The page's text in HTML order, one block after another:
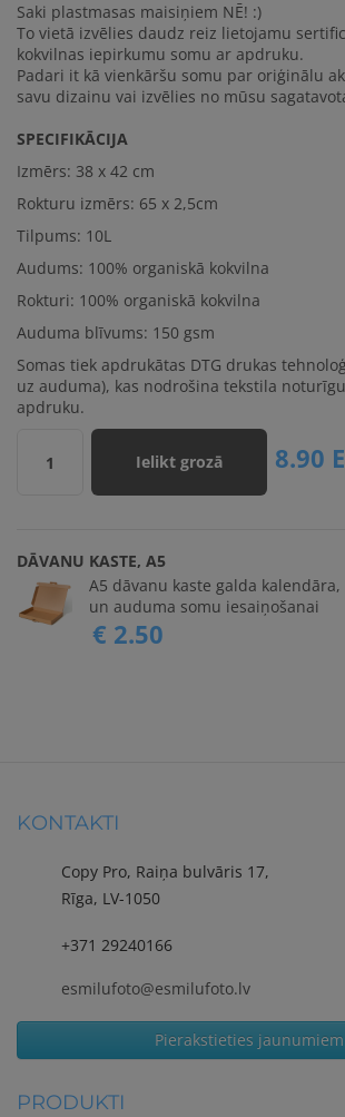
Saki plastmasas maisiņiem NĒ! :)
To vietā izvēlies daudz reiz lietojamu
kokvilnas iepirkumu somu ar apdruku.
Padari it kā vienkāršu somu par oriģinālu
savu dizainu vai izvēlies no mūsu
SPECIFIKĀCIJA
Izmērs: 38 x 42 cm
Rokturu izmērs: 65 x 2,5cm
Tilpums: 10L
Audums: 100% organiskā kokvilna
Rokturi: 100% organiskā kokvilna
Auduma blīvums: 150 gsm
Somas tiek apdrukātas DTG drukas
uz auduma), kas nodrošina tekstila
apdruku.
1 Ielikt grozā 8.90
DĀVANU KASTE, A5
A5 dāvanu kaste galda
un auduma somu iesaiņošanai
€ 2.50
KONTAKTI
Copy Pro, Raiņa bulvāris 17,
Rīga, LV-1050
+371 29240166
esmilufoto@esmilufoto.lv
Pierakstieties jaunumiem
PRODUKTI